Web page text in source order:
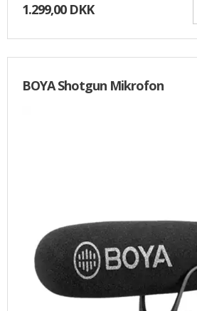
1.299,00 DKK
BOYA Shotgun Mikrofon